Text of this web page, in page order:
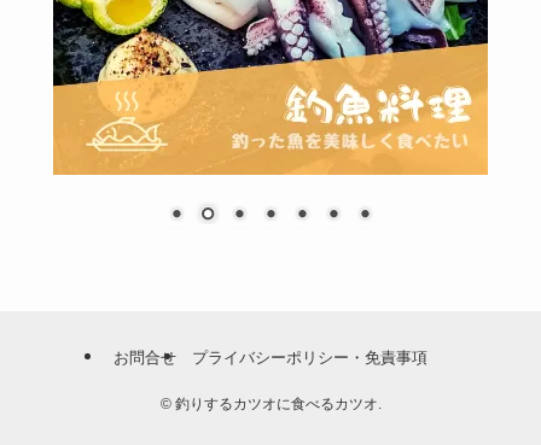
お問合せ プライバシーポリシー・免責事項
©釣りするカツオに食べるカツオ.